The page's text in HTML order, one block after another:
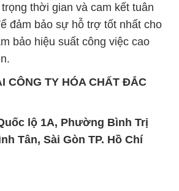
thời gian và cam kết tuân
đảm bảo sự hỗ trợ tốt nhất cho
bảo hiệu suất công việc cao
CÔNG TY HÓA CHẤT ĐẮC
lộ 1A, Phường Bình Trị
Tân, Sài Gòn TP. Hồ Chí